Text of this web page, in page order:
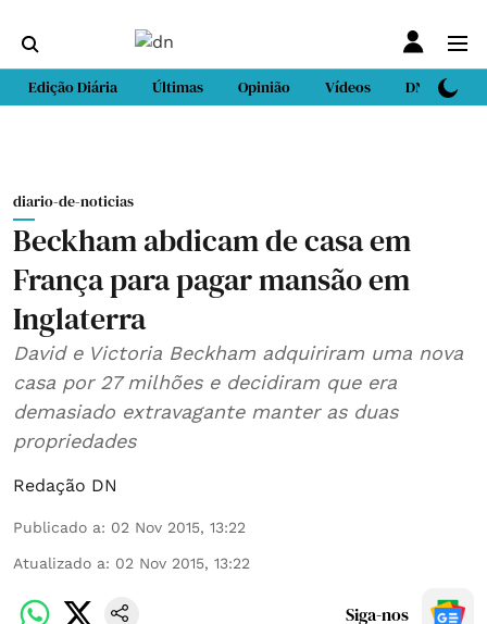
Edição Diária Últimas Opinião Vídeos DN Sport
diario-de-noticias
Beckham abdicam de casa em
França para pagar mansão em
Inglaterra
David e Victoria Beckham adquiriram uma nova
casa por 27 milhões e decidiram que era
demasiado extravagante manter as duas
propriedades
Redação DN
Publicado a: 02 Nov 2015, 13:22
Atualizado a: 02 Nov 2015, 13:22
Siga-nos